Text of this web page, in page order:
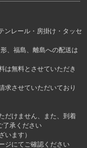
ンレール・房掛け・タッセ
、福島、離島への配送は
は無料とさせていただき
求させていただいており
だけません、また、到着
了承ください
います）
ジにてご確認ください